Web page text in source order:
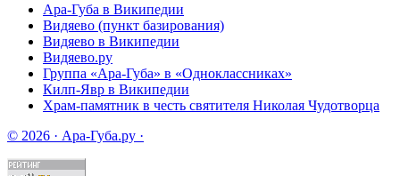
Ара-Губа в Википедии
Видяево (пункт базирования)
Видяево в Википедии
Видяево.ру
Группа «Ара-Губа» в «Одноклассниках»
Килп-Явр в Википедии
Храм-памятник в честь святителя Николая Чудотворца
© 2026 · Ара-Губа.ру ·